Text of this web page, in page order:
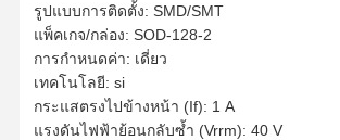
รูปแบบการติดตั้ง: SMD/SMT
แพ็คเกจ/กล่อง: SOD-128-2
การกำหนดค่า: เดี่ยว
เทคโนโลยี: si
กระแสตรงไปข้างหน้า (If): 1 A
แรงดันไฟฟ้าย้อนกลับซ้ำ (Vrrm): 40 V